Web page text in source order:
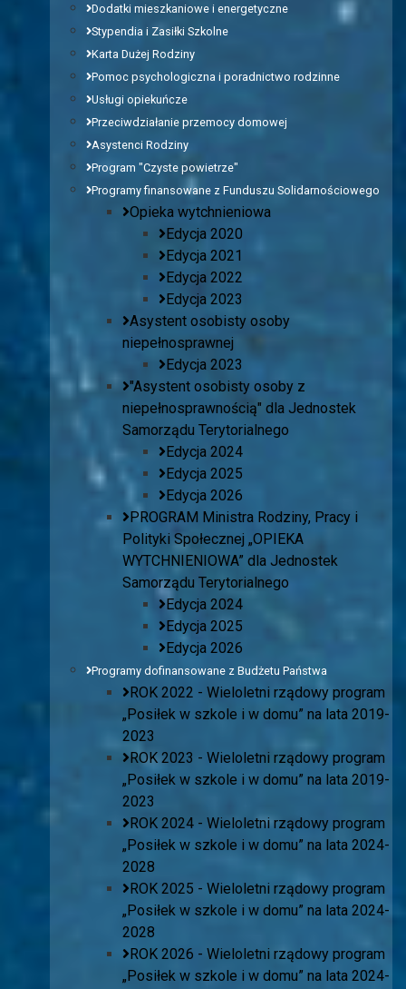
Dodatki mieszkaniowe i energetyczne
Stypendia i Zasiłki Szkolne
Karta Dużej Rodziny
Pomoc psychologiczna i poradnictwo rodzinne
Usługi opiekuńcze
Przeciwdziałanie przemocy domowej
Asystenci Rodziny
Program "Czyste powietrze"
Programy finansowane z Funduszu Solidarnościowego
Opieka wytchnieniowa
Edycja 2020
Edycja 2021
Edycja 2022
Edycja 2023
Asystent osobisty osoby
niepełnosprawnej
Edycja 2023
"Asystent osobisty osoby z
niepełnosprawnością" dla Jednostek
Samorządu Terytorialnego
Edycja 2024
Edycja 2025
Edycja 2026
PROGRAM Ministra Rodziny, Pracy i
Polityki Społecznej „OPIEKA
WYTCHNIENIOWA” dla Jednostek
Samorządu Terytorialnego
Edycja 2024
Edycja 2025
Edycja 2026
Programy dofinansowane z Budżetu Państwa
ROK 2022 - Wieloletni rządowy program
„Posiłek w szkole i w domu” na lata 2019-
2023
ROK 2023 - Wieloletni rządowy program
„Posiłek w szkole i w domu” na lata 2019-
2023
ROK 2024 - Wieloletni rządowy program
„Posiłek w szkole i w domu” na lata 2024-
2028
ROK 2025 - Wieloletni rządowy program
„Posiłek w szkole i w domu” na lata 2024-
2028
ROK 2026 - Wieloletni rządowy program
„Posiłek w szkole i w domu” na lata 2024-